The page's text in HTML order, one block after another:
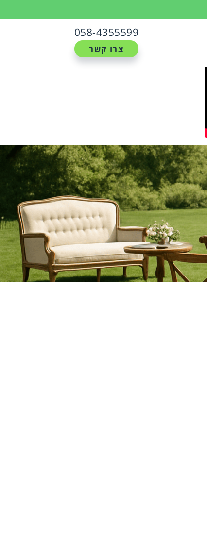
058-4355599
צרו קשר